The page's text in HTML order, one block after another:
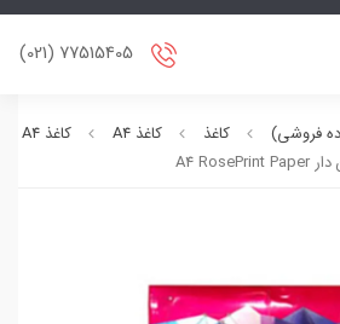
فروشی) کاغذ کاغذ A4
کاغذ A4 رزپرینت